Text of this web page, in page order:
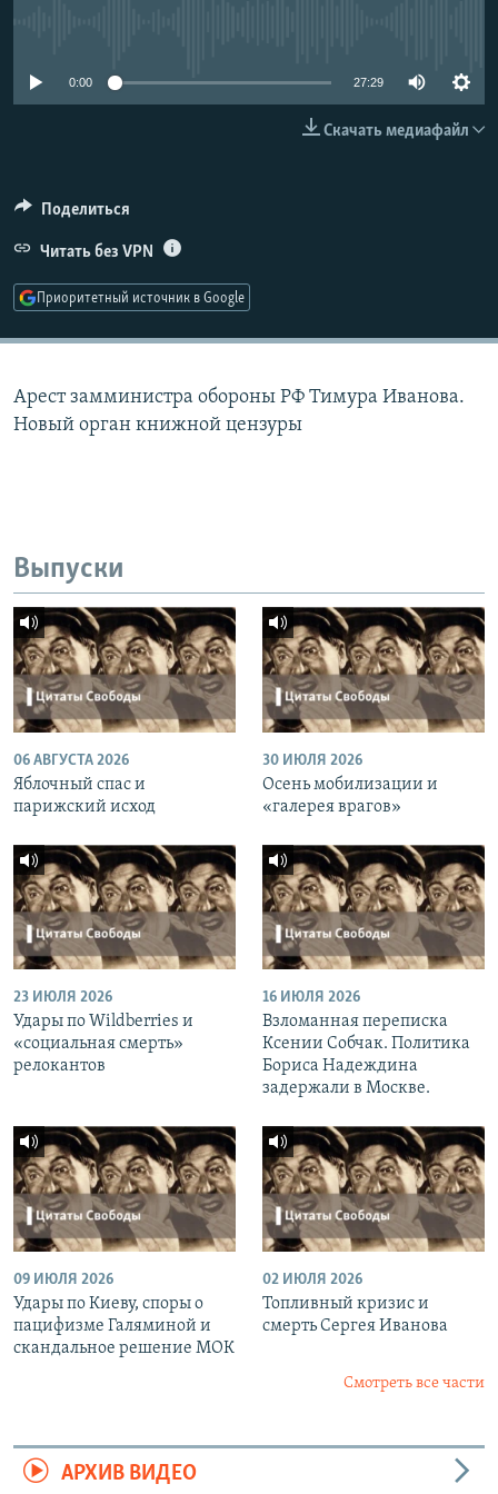
0:00 27:29
Скачать медиафайл
Поделиться
Читать без VPN
Приоритетный источник в Google
Арест замминистра обороны РФ Тимура Иванова.
Новый орган книжной цензуры
Выпуски
06 АВГУСТА 2026
Яблочный спас и
парижский исход
30 ИЮЛЯ 2026
Осень мобилизации и
«галерея врагов»
23 ИЮЛЯ 2026
Удары по Wildberries и
«социальная смерть»
релокантов
16 ИЮЛЯ 2026
Взломанная переписка
Ксении Собчак. Политика
Бориса Надеждина
задержали в Москве.
09 ИЮЛЯ 2026
Удары по Киеву, споры о
пацифизме Галяминой и
скандальное решение МОК
02 ИЮЛЯ 2026
Топливный кризис и
смерть Сергея Иванова
Смотреть все части
АРХИВ ВИДЕО